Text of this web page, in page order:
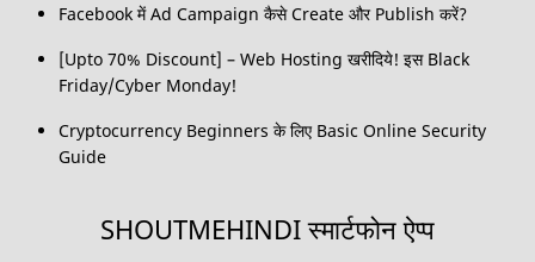
Facebook में Ad Campaign कैसे Create और Publish करें?
[Upto 70% Discount] – Web Hosting खरीदिये! इस Black
Friday/Cyber Monday!
Cryptocurrency Beginners के लिए Basic Online Security
Guide
SHOUTMEHINDI स्मार्टफोन ऐप्प